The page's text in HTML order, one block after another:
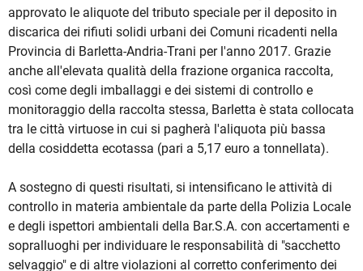
approvato le aliquote del tributo speciale per il deposito in
discarica dei rifiuti solidi urbani dei Comuni ricadenti nella
Provincia di Barletta-Andria-Trani per l'anno 2017. Grazie
anche all'elevata qualità della frazione organica raccolta,
così come degli imballaggi e dei sistemi di controllo e
monitoraggio della raccolta stessa, Barletta è stata collocata
tra le città virtuose in cui si pagherà l'aliquota più bassa
della cosiddetta ecotassa (pari a 5,17 euro a tonnellata).
A sostegno di questi risultati, si intensificano le attività di
controllo in materia ambientale da parte della Polizia Locale
e degli ispettori ambientali della Bar.S.A. con accertamenti e
sopralluoghi per individuare le responsabilità di "sacchetto
selvaggio" e di altre violazioni al corretto conferimento dei